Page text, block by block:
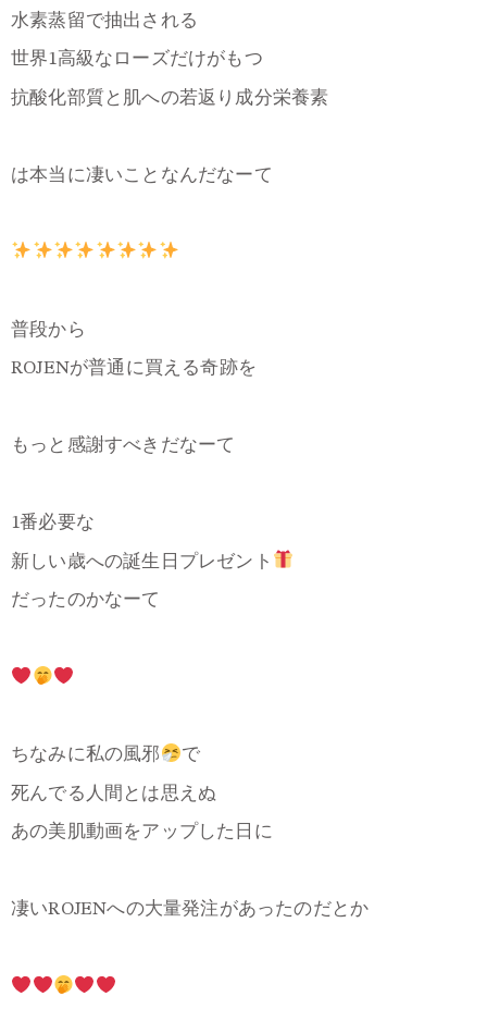
水素蒸留で抽出される
世界1高級なローズだけがもつ
抗酸化部質と肌への若返り成分栄養素
は本当に凄いことなんだなーて
普段から
ROJENが普通に買える奇跡を
もっと感謝すべきだなーて
1番必要な
新しい歳への誕生日プレゼント
だったのかなーて
ちなみに私の風邪 で
死んでる人間とは思えぬ
あの美肌動画をアップした日に
凄いROJENへの大量発注があったのだとか